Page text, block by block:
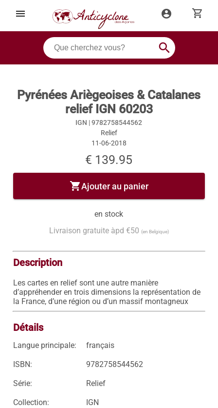
menu account_circle shopping_cart
search
Pyrénées Ariègeoises & Catalanes
relief IGN 60203
IGN |9782758544562
Relief
11-06-2018
€ 139.95
shopping_cartAjouter au panier
en stock
Livraison gratuite àpd €50 (en Belgique)
Description
Les cartes en relief sont une autre manière
d’appréhender en trois dimensions la représentation de
la France, d’une région ou d’un massif montagneux
Détails
Langue principale: français
ISBN: 9782758544562
Série: Relief
Collection: IGN